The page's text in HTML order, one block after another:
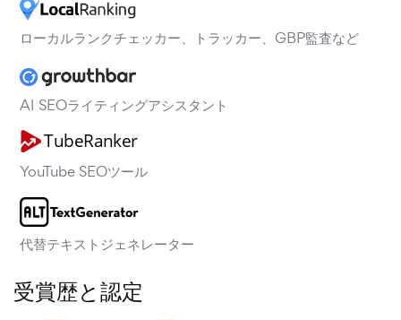
ローカルランクチェッカー、トラッカー、GBP監査など
AI SEOライティングアシスタント
YouTube SEOツール
代替テキストジェネレーター
受賞歴と認定